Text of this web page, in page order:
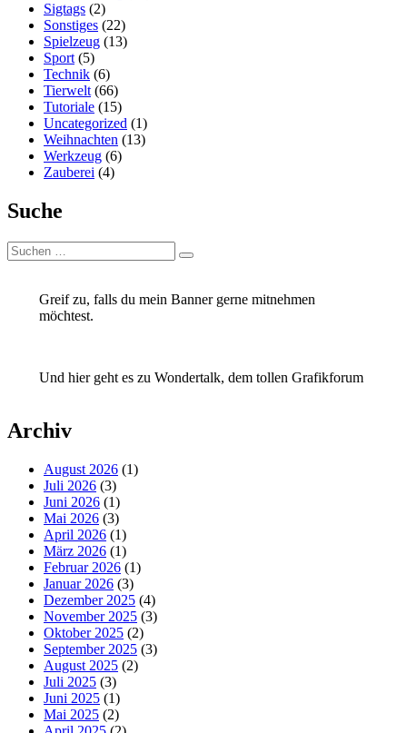
Sigtags (2)
Sonstiges (22)
Spielzeug (13)
Sport(5)
Technik (6)
Tierwelt(66)
Tutoriale (15)
Uncategorized (1)
Weihnachten (13)
Werkzeug (6)
Zauberei (4)
Suche
Suchen
nach:
Suchen
Greif zu, falls du mein Banner gerne mitnehmen
möchtest.
Und hier geht es zu Wondertalk, dem tollen Grafikforum
Archiv
August 2026 (1)
Juli 2026 (3)
Juni 2026 (1)
Mai 2026 (3)
April 2026 (1)
März 2026 (1)
Februar 2026 (1)
Januar 2026 (3)
Dezember 2025 (4)
November 2025 (3)
Oktober 2025 (2)
September 2025 (3)
August 2025 (2)
Juli 2025 (3)
Juni 2025 (1)
Mai 2025 (2)